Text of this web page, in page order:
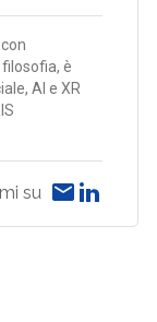
è
AI e XR
su